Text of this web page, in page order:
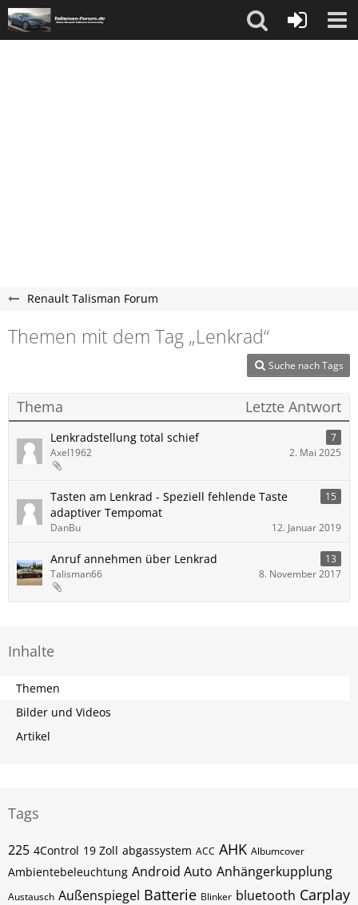
Renault Talisman Forum
Themen mit dem Tag „Lenkrad“
Suche nach Tags
Thema Letzte Antwort
Lenkradstellung total schief
7
Axel1962
2. Mai 2025
Tasten am Lenkrad - Speziell fehlende Taste
adaptiver Tempomat
15
DanBu 12. Januar 2019
Anruf annehmen über Lenkrad
13
Talisman66
8. November 2017
Inhalte
Themen
Bilder und Videos
Artikel
Tags
225 4Control 19 Zoll abgassystem ACC AHK Albumcover
Ambientebeleuchtung Android Auto Anhängerkupplung
Austausch Außenspiegel Batterie Blinker bluetooth Carplay